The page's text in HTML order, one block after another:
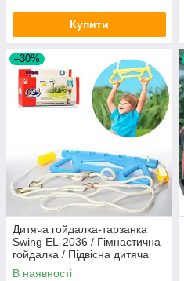
Купити
–30%
Дитяча гойдалка-тарзанка
Swing EL-2036 / Гімнастична
гойдалка / Підвісна дитяча
гойдалка / Підвісна гойдалка
В наявності